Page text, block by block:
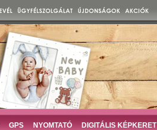
GPS NYOMTATÓ DIGITÁLIS KÉPKERET